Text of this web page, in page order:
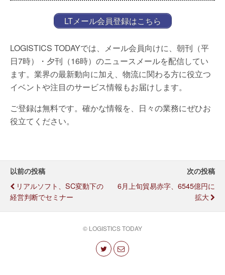
LTメール会員登録はこちら
LOGISTICS TODAYでは、メール会員向けに、朝刊（平
日7時）・夕刊（16時）のニュースメールを配信してい
ます。業界の最新動向に加え、物流に関わる方に役立つ
イベントや注目のサービス情報もお届けします。
ご登録は無料です。確かな情報を、日々の業務にぜひお
役立てください。
以前の投稿
リアルソフト、SC変動下の
経営判断でセミナー
次の投稿
6月上旬貿易赤字、6545億円に
拡大
© LOGISTICS TODAY